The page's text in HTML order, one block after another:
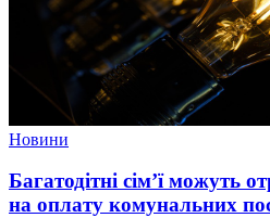
Новини
Багатодітні сім’ї можуть
на оплату комунальних